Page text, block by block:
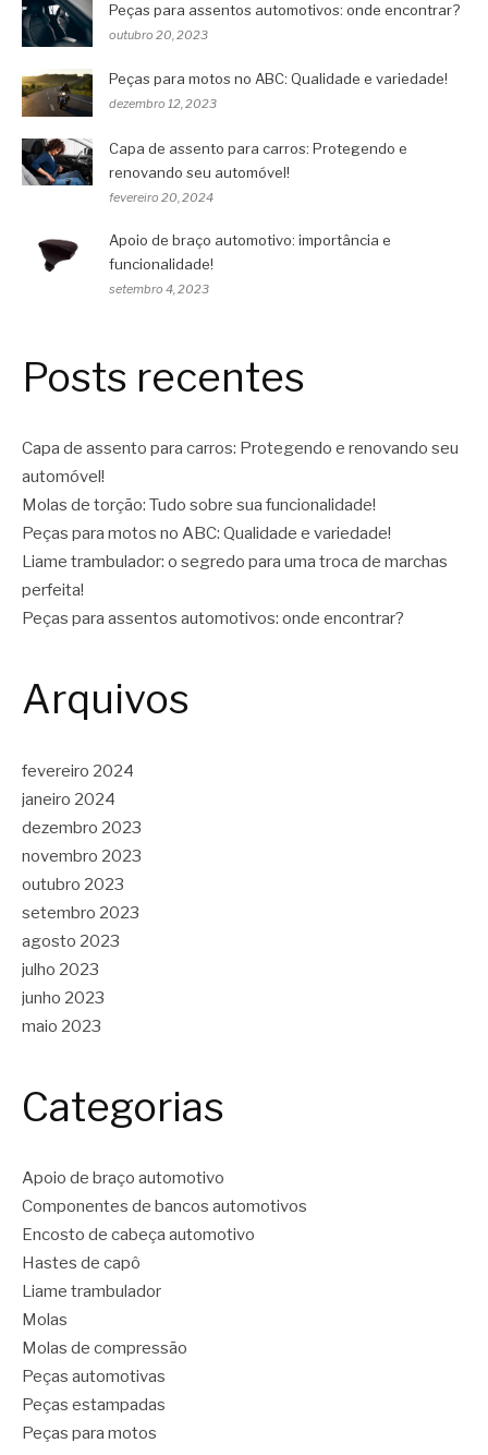
Peças para assentos automotivos: onde encontrar?
outubro 20, 2023
Peças para motos no ABC: Qualidade e variedade!
dezembro 12, 2023
Capa de assento para carros: Protegendo e
renovando seu automóvel!
fevereiro 20, 2024
Apoio de braço automotivo: importância e
funcionalidade!
setembro 4, 2023
Posts recentes
Capa de assento para carros: Protegendo e renovando seu
automóvel!
Molas de torção: Tudo sobre sua funcionalidade!
Peças para motos no ABC: Qualidade e variedade!
Liame trambulador: o segredo para uma troca de marchas
perfeita!
Peças para assentos automotivos: onde encontrar?
Arquivos
fevereiro 2024
janeiro 2024
dezembro 2023
novembro 2023
outubro 2023
setembro 2023
agosto 2023
julho 2023
junho 2023
maio 2023
Categorias
Apoio de braço automotivo
Componentes de bancos automotivos
Encosto de cabeça automotivo
Hastes de capô
Liame trambulador
Molas
Molas de compressão
Peças automotivas
Peças estampadas
Peças para motos